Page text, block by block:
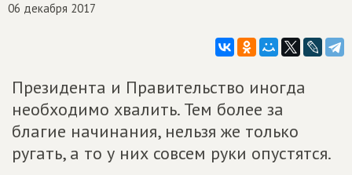
06 декабря 2017
Президента и Правительство иногда
необходимо хвалить. Тем более за
благие начинания, нельзя же только
ругать, а то у них совсем руки опустятся.